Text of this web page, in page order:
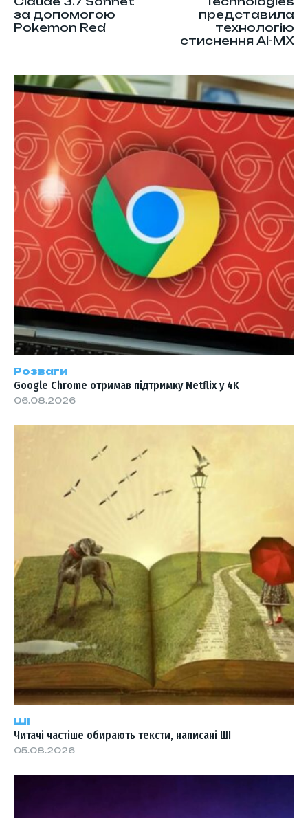
за допомогою
Pokеmon Red
представила
технологію
стиснення AI-MX
Розваги
Google Chrome отримав підтримку Netflix у 4K
06.08.2026
ШІ
Читачі частіше обирають тексти, написані ШІ
05.08.2026